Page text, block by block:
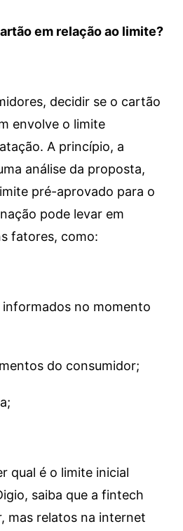
em relação ao limite?
decidir se o cartão
envolve o limite
A princípio, a
análise da proposta,
pré-aprovado para o
pode levar em
fatores, como:
no momento
do consumidor;
qual é o limite inicial
saiba que a fintech
mas relatos na internet